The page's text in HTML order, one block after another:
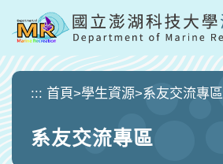
要
內
容
區
塊
::: 首頁>學生資源>系友交流專區
系友交流專區